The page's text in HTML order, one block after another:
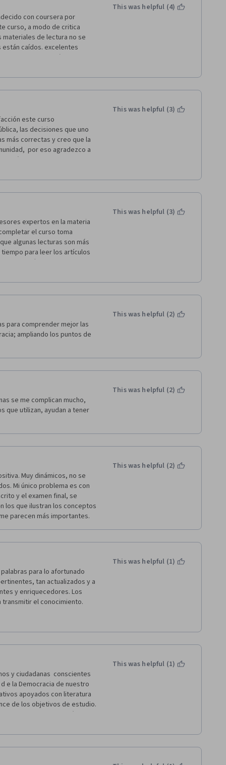
con coursera por
curso, a modo de critica
de lectura no se
están caídos. excelentes
me gustaría que el
en cuanto a las políticas
This was helpful (4)
este curso
las decisiones que uno
más correctas y creo que la
por eso agradezco a
Joan  Subirats,
al Instituto de Gobierno y
la verdad muy
estudiando más de
mil gracias a
This was helpful (3)
expertos en la materia
el curso toma
algunas lecturas son más
para leer los artículos
apoyo técnico, ya que
leí en los foros con mensajes
estrellas.
esperarse con la
de análisis de políticas
Igualmente el resto de
manejan los temas
This was helpful (3)
para comprender mejor las
ampliando los puntos de
This was helpful (2)
se me complican mucho,
que utilizan, ayudan a tener
This was helpful (2)
Muy dinámicos, no se
Mi único problema es con
y el examen final, se
los que ilustran los conceptos
parecen más importantes.
This was helpful (2)
para lo afortunado
tan actualizados y a
y enriquecedores. Los
el conocimiento.
pero la forma en que se
la coyuntura y
sumamente valioso, no solo
de sociedades
This was helpful (1)
y ciudadanas  conscientes
e la Democracia de nuestro
apoyados con literatura
de los objetivos de estudio.
con la motivación para
formación de ciudadanía. No
para llevar a cabo este
This was helpful (1)